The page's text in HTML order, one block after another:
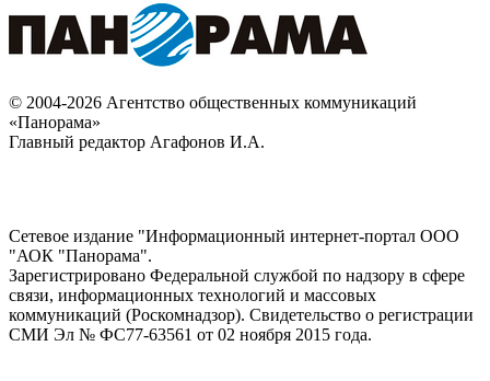
© 2004-2026 Агентство общественных коммуникаций
«Панорама»
Главный редактор Агафонов И.А.
Сетевое издание "Информационный интернет-портал ООО
"АОК "Панорама".
Зарегистрировано Федеральной службой по надзору в сфере
связи, информационных технологий и массовых
коммуникаций (Роскомнадзор). Cвидетельство о регистрации
СМИ Эл № ФС77-63561 от 02 ноября 2015 года.